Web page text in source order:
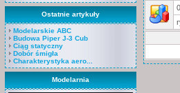
Ostatnie artykuły
Modelarskie ABC
Budowa Piper J-3 Cub
Ciąg statyczny
Dobór śmigła
Charakterystyka aero...
Modelarnia